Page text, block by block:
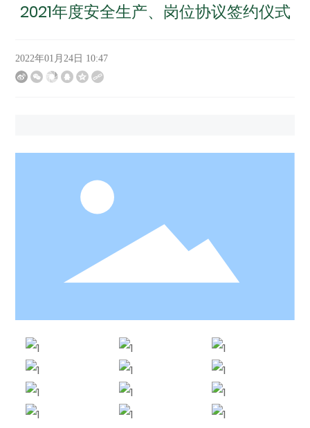
2021年度安全生产、岗位协议签约仪式
2022年01月24日 10:47